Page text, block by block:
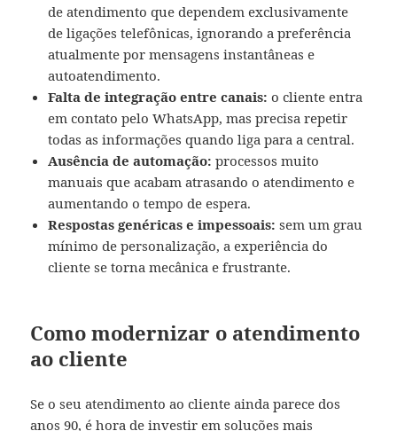
de atendimento que dependem exclusivamente
de ligações telefônicas, ignorando a preferência
atualmente por mensagens instantâneas e
autoatendimento.
Falta de integração entre canais: o cliente entra
em contato pelo WhatsApp, mas precisa repetir
todas as informações quando liga para a central.
Ausência de automação: processos muito
manuais que acabam atrasando o atendimento e
aumentando o tempo de espera.
Respostas genéricas e impessoais: sem um grau
mínimo de personalização, a experiência do
cliente se torna mecânica e frustrante.
Como modernizar o atendimento
ao cliente
Se o seu atendimento ao cliente ainda parece dos
anos 90, é hora de investir em soluções mais